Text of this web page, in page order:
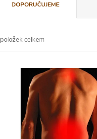
DOPORUČUJEME
položek celkem